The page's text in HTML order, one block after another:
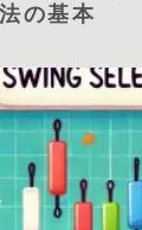
の基本